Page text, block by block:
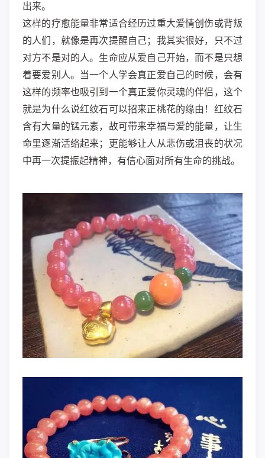
出来。
这样的疗愈能量非常适合经历过重大爱情创伤或背叛
的人们，就像是再次提醒自己；我其实很好，只不过
对方不是对的人。生命应从爱自己开始，而不是只想
着要爱别人。
当一个人学会真正爱自己的时候，会有
这样的频率也吸引到一个真正爱你灵魂的伴侣，这个
就是为什么说红纹石可以招来正桃花的缘由！ 红纹石
含有大量的锰元素，故可带来幸福与爱的能量，让生
命里逐渐活络起来；更能够让人从悲伤或沮丧的状况
中再一次提振起精神，有信心面对所有生命的挑战。